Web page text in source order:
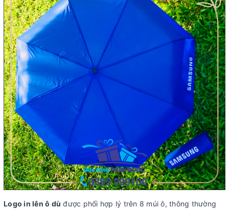
Logo in lên ô dù được phối hợp lý trên 8 múi ô, thông thường